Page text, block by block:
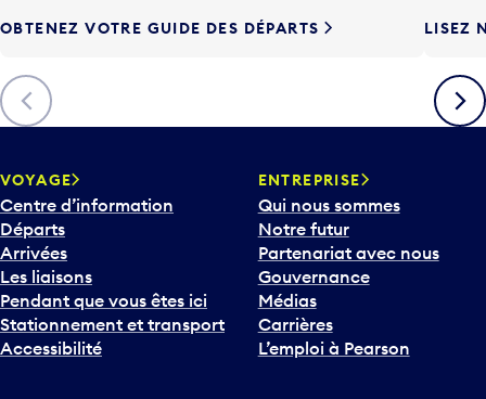
F
è
c
h
v
e
r
s
l
e
b
a
Précédent
OBTENEZ VOTRE GUIDE DES DÉPARTS LISEZ
VOYAGE
Centre d’information
Départs
Arrivées
Les liaisons
Pendant que vous êtes ici
Stationnement et transport
Accessibilité
ENTREPRISE
Qui nous sommes
Notre futur
Partenariat avec nous
Gouvernance
Médias
Carrières
L’emploi à Pearson